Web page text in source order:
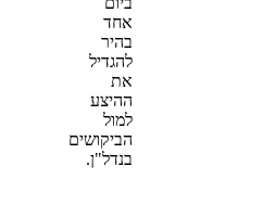
אחד
בהיר
להגדיל
את
ההיצע
למול
הביקושים
בנדל"ן.